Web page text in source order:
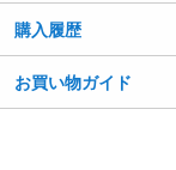
購入履歴
お買い物ガイド